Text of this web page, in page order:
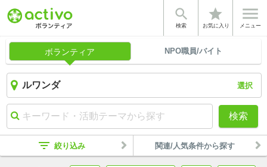

検索
star
お気に入り

メニュー
ボランティア NPO職員/バイト
選択
検索
filter_list 絞り込み 関連/人気条件から探す